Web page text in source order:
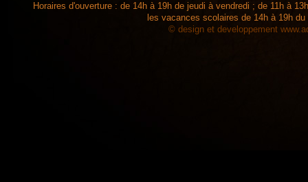
Horaires d'ouverture : de 14h à 19h de jeudi à vendredi ; de 11h à
les vacances scolaires de 14h à 19h
© design et developpement